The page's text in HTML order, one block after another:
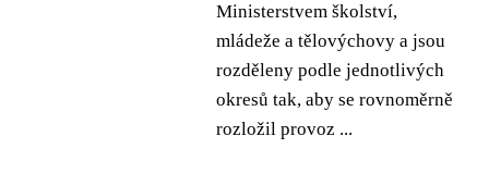
Ministerstvem školství,
mládeže a tělovýchovy a jsou
rozděleny podle jednotlivých
okresů tak, aby se rovnoměrně
rozložil provoz ...